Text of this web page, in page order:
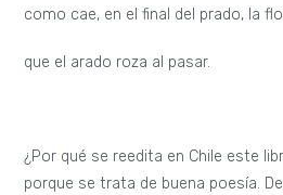
como cae, en el final del prado, la
que el arado roza al pasar.
¿Por qué se reedita en Chile este
porque se trata de buena poesía.